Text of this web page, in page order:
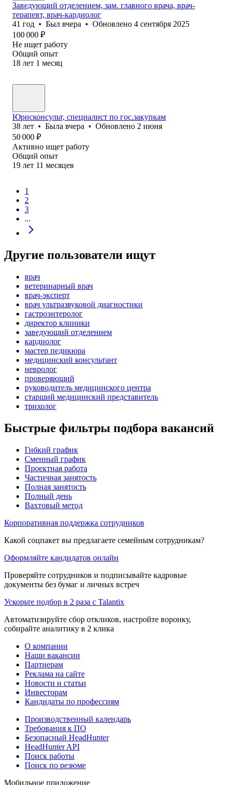
Заведующий отделением, зам. главного врача, врач-
терапевт, врач-кардиолог
41 год • Был вчера • Обновлено 4 сентября 2025
100 000 ₽
Не ищет работу
Общий опыт
18 лет 1 месяц
Юрисконсульт, специалист по гос.закупкам
38 лет • Была вчера • Обновлено 2 июня
50 000 ₽
Активно ищет работу
Общий опыт
19 лет 11 месяцев
1
2
3
...
Другие пользователи ищут
врач
ветеринарный врач
врач-эксперт
врач ультразвуковой диагностики
гастроэнтеролог
директор клиники
заведующий отделением
кардиолог
мастер педикюра
медицинский консультант
невролог
проверяющий
руководитель медицинского центра
старший медицинский представитель
трихолог
Быстрые фильтры подбора вакансий
Гибкий график
Сменный график
Проектная работа
Частичная занятость
Полная занятость
Полный день
Вахтовый метод
Корпоративная поддержка сотрудников
Какой соцпакет вы предлагаете семейным сотрудникам?
Оформляйте кандидатов онлайн
Проверяйте сотрудников и подписывайте кадровые
документы без бумаг и личных встреч
Ускорьте подбор в 2 раза с Talantix
Автоматизируйте сбор откликов, настройте воронку,
собирайте аналитику в 2 клика
О компании
Наши вакансии
Партнерам
Реклама на сайте
Новости и статьи
Инвесторам
Кандидаты по профессиям
Производственный календарь
Требования к ПО
Безопасный HeadHunter
HeadHunter API
Поиск работы
Поиск по резюме
Мобильное приложение